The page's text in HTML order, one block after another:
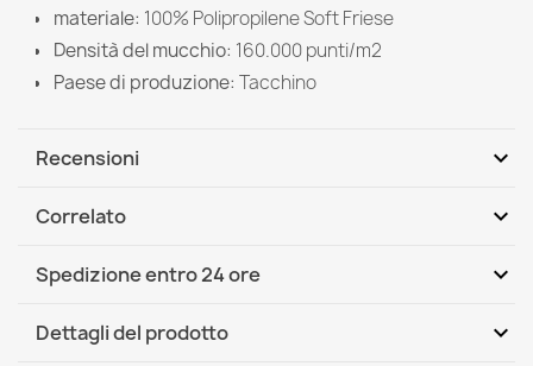
materiale: 100% Polipropilene Soft Friese
Densità del mucchio: 160.000 punti/m2
Paese di produzione: Tacchino
Recensioni expand_more
Correlato expand_more
Spedizione entro 24 ore expand_more
DHL / GLS International
Dettagli del prodotto expand_more